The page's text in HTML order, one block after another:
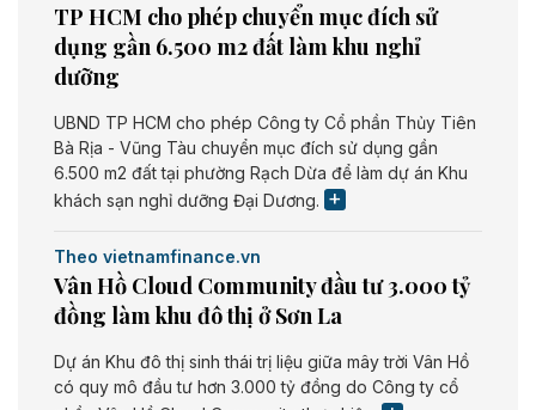
TP HCM cho phép chuyển mục đích sử
dụng gần 6.500 m2 đất làm khu nghỉ
dưỡng
UBND TP HCM cho phép Công ty Cổ phần Thủy Tiên
Bà Rịa - Vũng Tàu chuyển mục đích sử dụng gần
6.500 m2 đất tại phường Rạch Dừa để làm dự án Khu
khách sạn nghỉ dưỡng Đại Dương.
Theo vietnamfinance.vn
Vân Hồ Cloud Community đầu tư 3.000 tỷ
đồng làm khu đô thị ở Sơn La
Dự án Khu đô thị sinh thái trị liệu giữa mây trời Vân Hồ
có quy mô đầu tư hơn 3.000 tỷ đồng do Công ty cổ